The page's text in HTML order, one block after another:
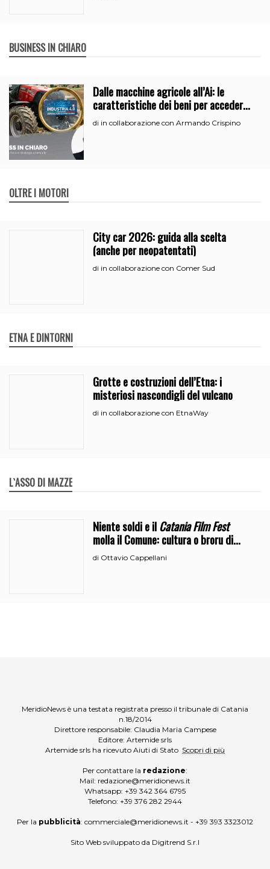
BUSINESS IN CHIARO
Dalle macchine agricole all’Ai: le
caratteristiche dei beni per accedere
all’iperammortamento
di in collaborazione con Armando Crispino
OLTRE I MOTORI
City car 2026: guida alla scelta
(anche per neopatentati)
di in collaborazione con Comer Sud
ETNA E DINTORNI
Grotte e costruzioni dell’Etna: i
misteriosi nascondigli del vulcano
di in collaborazione con EtnaWay
L`ASSO DI MAZZE
Niente soldi e ilCatania Film Fest
molla il Comune: cultura o broru di
ciciri?
di Ottavio Cappellani
MeridioNews è una testata registrata presso il tribunale di Catania
n.18/2014
Direttore responsabile: Claudia Maria Campese
Editore: Artemide srls
Artemide srls ha ricevuto Aiuti di Stato Scopri di più
Per contattare la redazione:
Mail: redazione@meridionews.it
Whatsapp: +39 342 364 6795
Telefono: +39 376 282 2944
Per la pubblicità: commerciale@meridionews.it - +39 393 3323012
Sito Web sviluppato da Digitrend S.r.l